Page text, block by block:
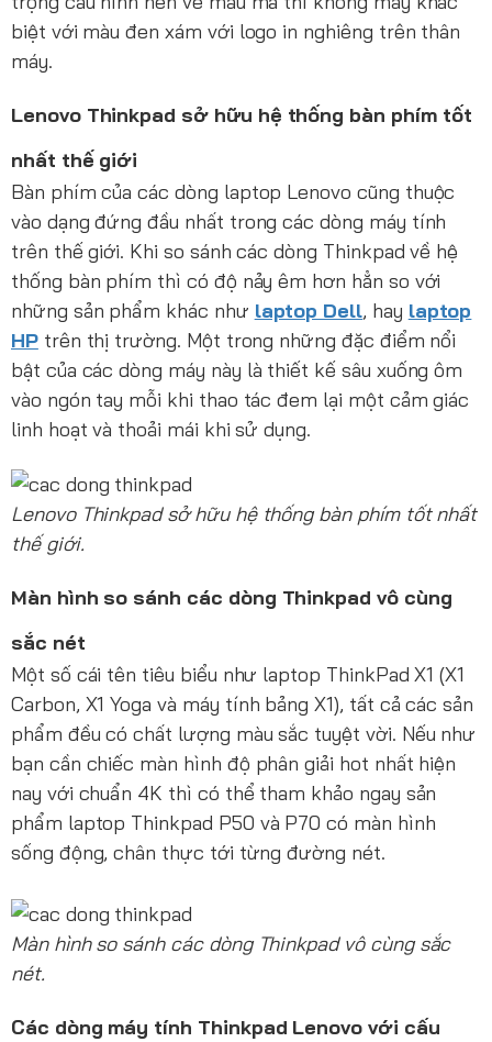
biệt với màu đen xám với logo in nghiêng trên thân
máy.
Lenovo Thinkpad sở hữu hệ thống bàn phím tốt
nhất thế giới
Bàn phím của các dòng laptop Lenovo cũng thuộc
vào dạng đứng đầu nhất trong các dòng máy tính
trên thế giới. Khi so sánh các dòng Thinkpad về hệ
thống bàn phím thì có độ nảy êm hơn hẳn so với
những sản phẩm khác như laptop Dell, hay laptop
HPtrên thị trường. Một trong những đặc điểm nổi
bật của các dòng máy này là thiết kế sâu xuống ôm
vào ngón tay mỗi khi thao tác đem lại một cảm giác
linh hoạt và thoải mái khi sử dụng.
Lenovo Thinkpad sở hữu hệ thống bàn phím tốt nhất
thế giới.
Màn hình so sánh các dòng Thinkpad vô cùng
sắc nét
Một số cái tên tiêu biểu như laptop ThinkPad X1 (X1
Carbon, X1 Yoga và máy tính bảng X1), tất cả các sản
phẩm đều có chất lượng màu sắc tuyệt vời. Nếu như
bạn cần chiếc màn hình độ phân giải hot nhất hiện
nay với chuẩn 4K thì có thể tham khảo ngay sản
phẩm laptop Thinkpad P50 và P70 có màn hình
sống động, chân thực tới từng đường nét.
Màn hình so sánh các dòng Thinkpad vô cùng sắc
nét.
Các dòng máy tính Thinkpad Lenovo với cấu